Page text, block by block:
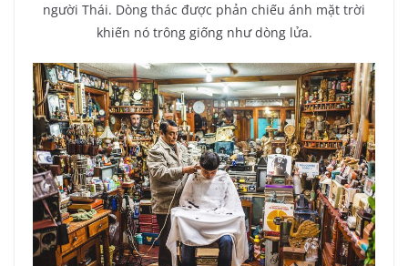
người Thái. Dòng thác được phản chiếu ánh mặt trời
khiến nó trông giống như dòng lửa.